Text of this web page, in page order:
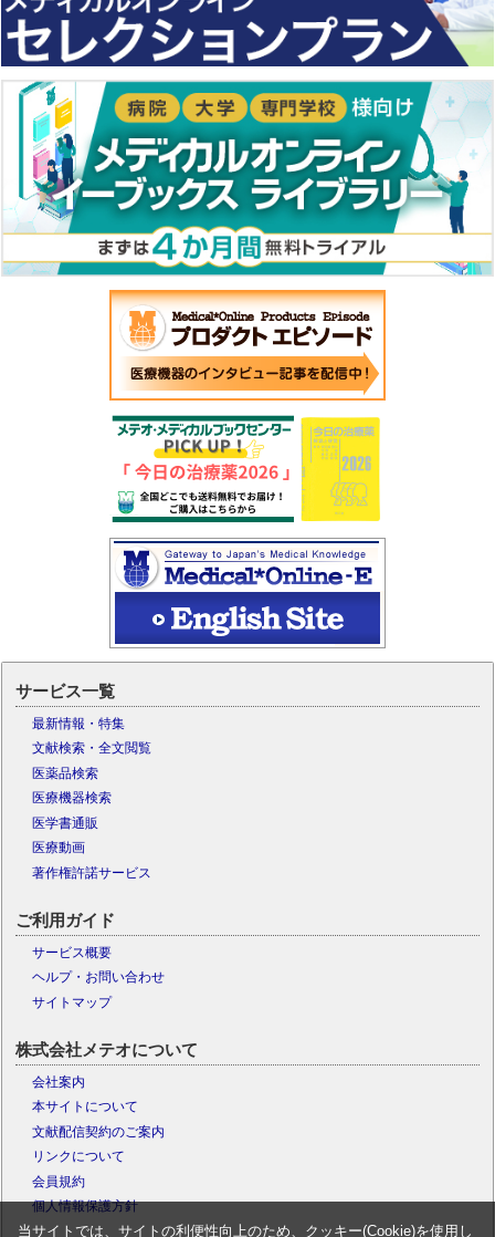
サービス一覧
最新情報・特集
文献検索・全文閲覧
医薬品検索
医療機器検索
医学書通販
医療動画
著作権許諾サービス
ご利用ガイド
サービス概要
ヘルプ・お問い合わせ
サイトマップ
株式会社メテオについて
会社案内
本サイトについて
文献配信契約のご案内
リンクについて
会員規約
個人情報保護方針
当サイトでは、サイトの利便性向上のため、クッキー(Cookie)を使用し